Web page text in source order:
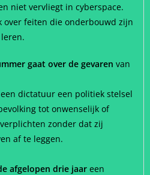
niet vervliegt in cyberspace.
over feiten die onderbouwd zijn
gaat over de gevaren van
dictatuur een politiek stelsel
tot onwenselijk of
zonder dat zij
af te leggen.
afgelopen drie jaar een